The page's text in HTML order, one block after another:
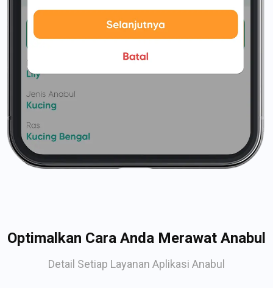
Optimalkan Cara Anda Merawat Anabul
Detail Setiap Layanan Aplikasi Anabul